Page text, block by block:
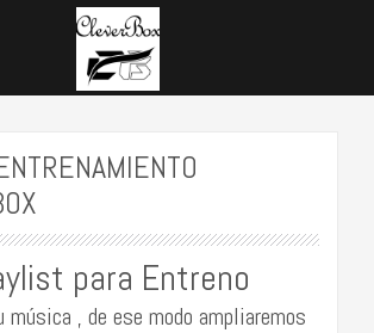
para Entreno
música , de ese modo ampliaremos